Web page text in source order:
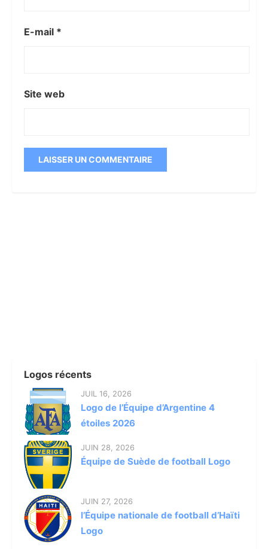
E-mail *
Site web
Logos récents
JUIL 16, 2026
Logo de l’Équipe d’Argentine 4
étoiles 2026
JUIN 28, 2026
Équipe de Suède de football Logo
JUIN 27, 2026
l’Équipe nationale de football d’Haïti
Logo